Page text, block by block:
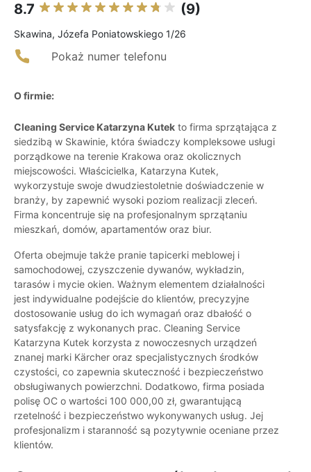
8.7 (9)
Skawina, Józefa Poniatowskiego 1/26
Pokaż numer telefonu
O firmie:
Cleaning Service Katarzyna Kutek to firma sprzątająca z
siedzibą w Skawinie, która świadczy kompleksowe usługi
porządkowe na terenie Krakowa oraz okolicznych
miejscowości. Właścicielka, Katarzyna Kutek,
wykorzystuje swoje dwudziestoletnie doświadczenie w
branży, by zapewnić wysoki poziom realizacji zleceń.
Firma koncentruje się na profesjonalnym sprzątaniu
mieszkań, domów, apartamentów oraz biur.
Oferta obejmuje także pranie tapicerki meblowej i
samochodowej, czyszczenie dywanów, wykładzin,
tarasów i mycie okien. Ważnym elementem działalności
jest indywidualne podejście do klientów, precyzyjne
dostosowanie usług do ich wymagań oraz dbałość o
satysfakcję z wykonanych prac. Cleaning Service
Katarzyna Kutek korzysta z nowoczesnych urządzeń
znanej marki Kärcher oraz specjalistycznych środków
czystości, co zapewnia skuteczność i bezpieczeństwo
obsługiwanych powierzchni. Dodatkowo, firma posiada
polisę OC o wartości 100 000,00 zł, gwarantującą
rzetelność i bezpieczeństwo wykonywanych usług. Jej
profesjonalizm i staranność są pozytywnie oceniane przez
klientów.